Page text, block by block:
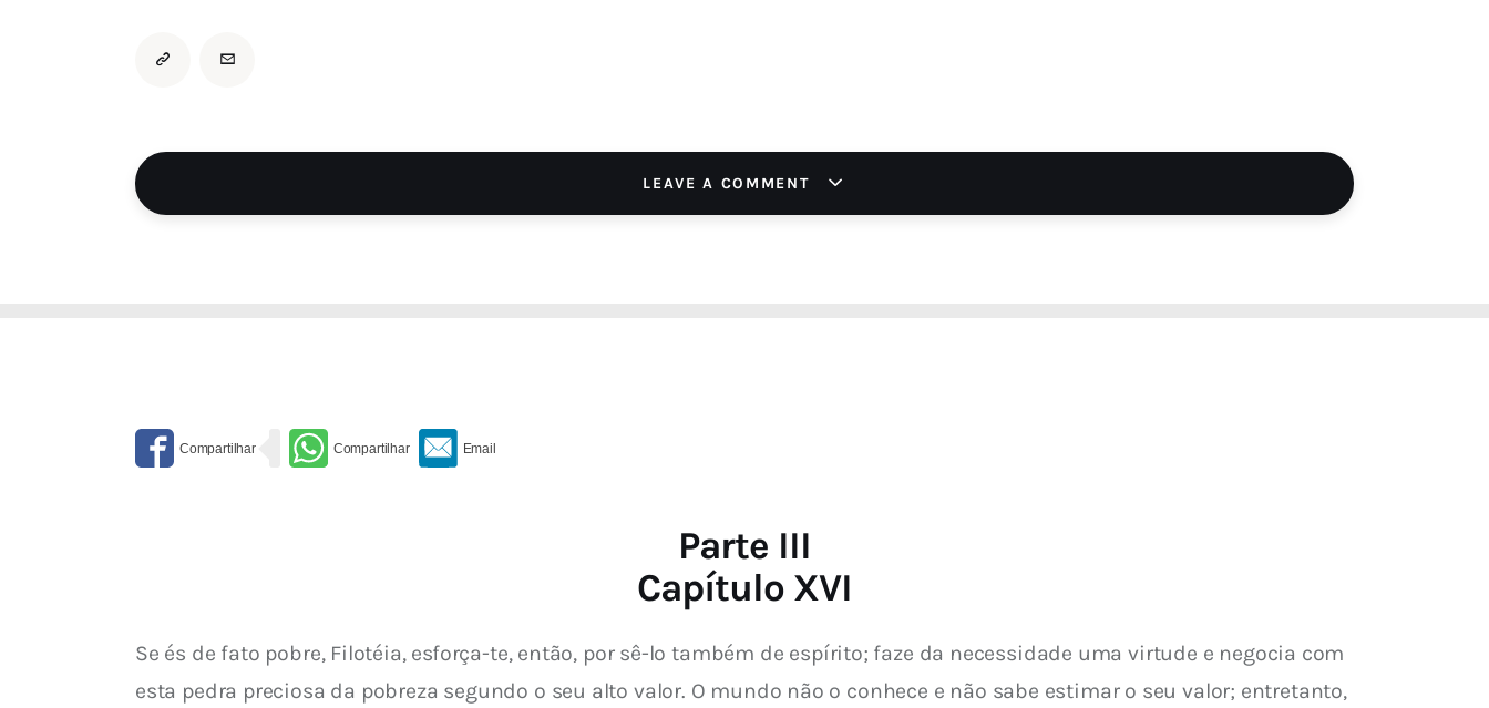
LEAVE A COMMENT
Parte III
Capítulo XVI
Se és de fato pobre, Filotéia, esforça-te, então, por sê-lo também de espírito; faze da necessidade uma virtude e negocia com
esta pedra preciosa da pobreza segundo o seu alto valor. O mundo não o conhece e não sabe estimar o seu valor; entretanto,